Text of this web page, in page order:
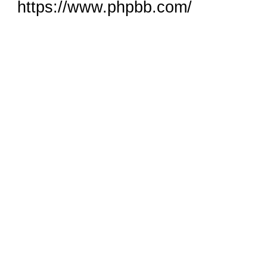
https://www.phpbb.com/